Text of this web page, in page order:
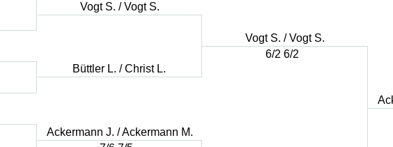
Vogt S. / Vogt S.
Vogt S. / Vogt S.
Büttler L. / Christ L.
6/2 6/2
Ackermann J. / Ackermann M.